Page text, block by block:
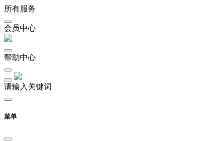
所有服务
会员中心
帮助中心
请输入关键词
菜单